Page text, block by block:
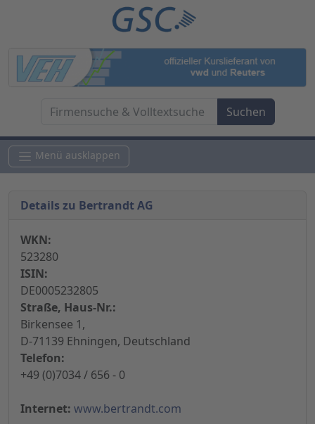
Menü ausklappen
Details zu Bertrandt AG
WKN:
523280
ISIN:
DE0005232805
Straße, Haus-Nr.:
Birkensee 1,
D-71139 Ehningen, Deutschland
Telefon:
+49 (0)7034 / 656 - 0
Internet: www.bertrandt.com